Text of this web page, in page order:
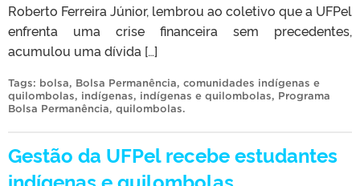
Roberto Ferreira Júnior, lembrou ao coletivo que a UFPel
enfrenta uma crise financeira sem precedentes,
acumulou uma dívida […]
Tags: bolsa, Bolsa Permanência, comunidades indígenas e
quilombolas, indígenas, indígenas e quilombolas, Programa
Bolsa Permanência, quilombolas.
Gestão da UFPel recebe estudantes
indígenas e quilombolas